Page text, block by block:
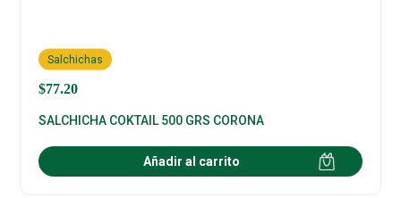
$77.20
Salchichas
SALCHICHA COKTAIL 500 GRS CORONA
Añadir al carrito